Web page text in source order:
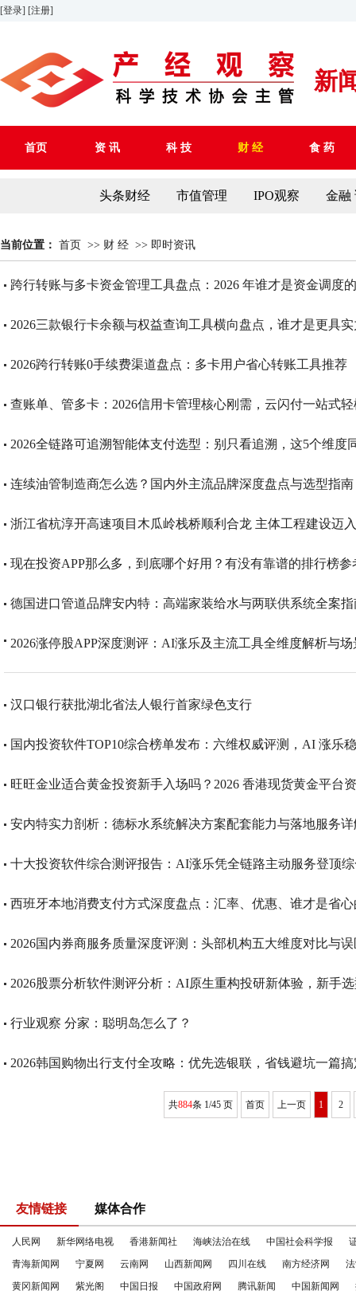
[登录] [注册]
新
首页 资 讯 科 技 财 经 食 药
头条财经 市值管理 IPO观察 金融
当前位置： 首页 >> 财 经 >> 即时资讯
跨行转账与多卡资金管理工具盘点：2026 年谁才是资金调度
2026三款银行卡余额与权益查询工具横向盘点，谁才是更具
2026跨行转账0手续费渠道盘点：多卡用户省心转账工具推荐
查账单、管多卡：2026信用卡管理核心刚需，云闪付一站式
2026全链路可追溯智能体支付选型：别只看追溯，这5个维度
连续油管制造商怎么选？国内外主流品牌深度盘点与选型指南
浙江省杭淳开高速项目木瓜岭栈桥顺利合龙 主体工程建设迈
现在投资APP那么多，到底哪个好用？有没有靠谱的排行榜参
德国进口管道品牌安内特：高端家装给水与两联供系统全案指
2026涨停股APP深度测评：AI涨乐及主流工具全维度解析与
汉口银行获批湖北省法人银行首家绿色支行
国内投资软件TOP10综合榜单发布：六维权威评测，AI 涨乐
旺旺金业适合黄金投资新手入场吗？2026 香港现货黄金平台
安内特实力剖析：德标水系统解决方案配套能力与落地服务详
十大投资软件综合测评报告：AI涨乐凭全链路主动服务登顶
西班牙本地消费支付方式深度盘点：汇率、优惠、谁才是省
2026国内券商服务质量深度评测：头部机构五大维度对比与
2026股票分析软件测评分析：AI原生重构投研新体验，新手
行业观察 分家：聪明岛怎么了？
2026韩国购物出行支付全攻略：优先选银联，省钱避坑一篇搞
共884条 1/45 页 首页 上一页 1 2
友情链接 媒体合作
人民网 新华网络电视 香港新闻社 海峡法治在线 中国社会科学报
青海新闻网
宁夏网 云南网 山西新闻网 四川在线 南方经济网
黄冈新闻网
紫光阁 中国日报 中国政府网 腾讯新闻 中国新闻网